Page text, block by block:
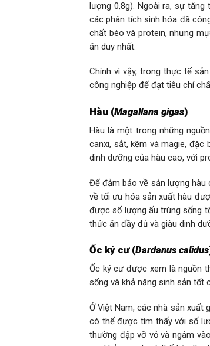
lượng 0,8g). Ngoài ra, sự
các phân tích sinh hóa đã
chất béo và protein, nhưng
ăn duy nhất.
Chính vì vậy, trong thực tế
công nghiệp để đạt tiêu chí
Hàu (Magallana gigas)
Hàu là một trong những
canxi, sắt, kẽm và magie,
dinh dưỡng của hàu cao, với
Để đảm bảo về sản lượng hàu
về tối ưu hóa sản xuất hàu
được số lượng ấu trùng sống
thức ăn đầy đủ và giàu dinh
Ốc ký cư (Dardanus calidus
Ốc ký cư được xem là nguồn
sống và khả năng sinh sản tốt
Ở Việt Nam, các nhà sản xuất
có thể được tìm thấy với số
thường đập vỡ vỏ và ngâm